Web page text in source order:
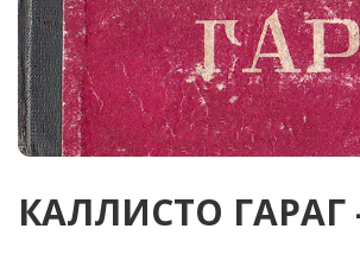
КАЛЛИСТО ГАРАГ